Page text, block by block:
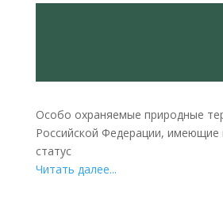
Особо охраняемые природные
Российской Федерации,
статус
Читать далее...